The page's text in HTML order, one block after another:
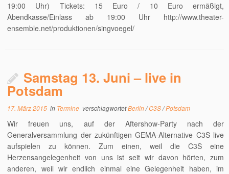
19:00 Uhr) Tickets: 15 Euro / 10 Euro ermäßigt,
Abendkasse/Einlass ab 19:00 Uhr http://www.theater-
ensemble.net/produktionen/singvoegel/
Samstag 13. Juni – live in
Potsdam
17. März 2015 in Termine verschlagwortetBerlin/C3S/Potsdam
Wir freuen uns, auf der Aftershow-Party nach der
Generalversammlung der zukünftigen GEMA-Alternative C3S live
aufspielen zu können. Zum einen, weil die C3S eine
Herzensangelegenheit von uns ist seit wir davon hörten, zum
anderen, weil wir endlich einmal eine Gelegenheit haben, im